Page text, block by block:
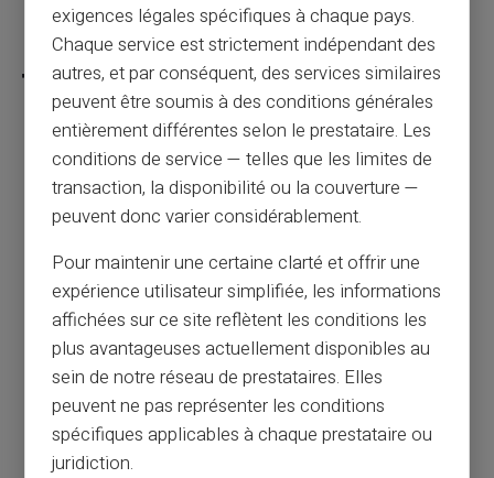
Partager cet article
Pourquoi utiliser une carte prépayée au
casino ?
Article précédent
Comment bloquer un paiement suspect
rapidement ?
Article suivant
exigences légales spécifiques à chaque pays.
Chaque service est strictement indépendant des
autres, et par conséquent, des services similaires
peuvent être soumis à des conditions générales
entièrement différentes selon le prestataire. Les
conditions de service — telles que les limites de
transaction, la disponibilité ou la couverture —
peuvent donc varier considérablement.
Pour maintenir une certaine clarté et offrir une
expérience utilisateur simplifiée, les informations
affichées sur ce site reflètent les conditions les
plus avantageuses actuellement disponibles au
sein de notre réseau de prestataires. Elles
peuvent ne pas représenter les conditions
spécifiques applicables à chaque prestataire ou
juridiction.